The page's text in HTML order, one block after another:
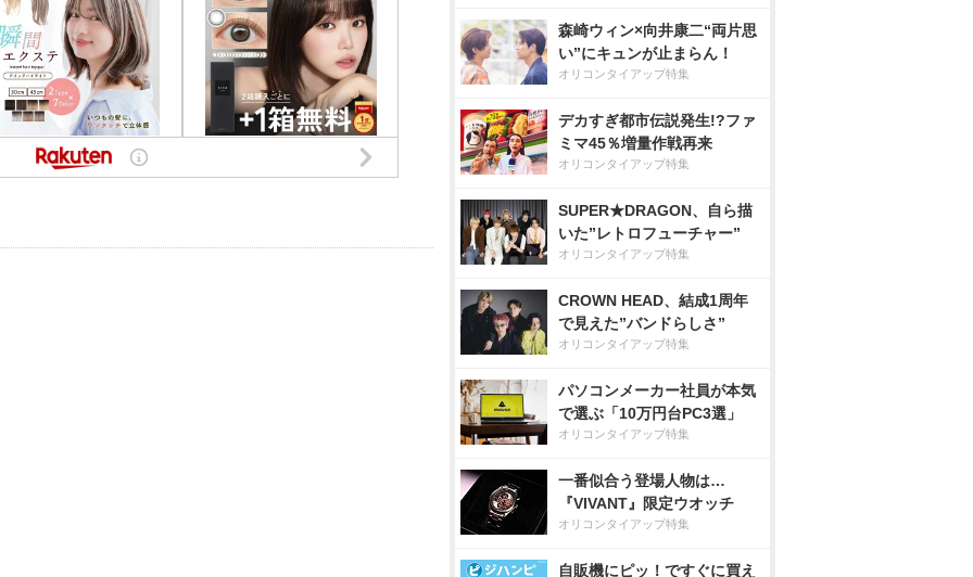
森崎ウィン×向井康二“両片思
い”にキュンが止まらん！
オリコンタイアップ特集
デカすぎ都市伝説発生!?ファ
ミマ45％増量作戦再来
オリコンタイアップ特集
SUPER★DRAGON、自ら描
いた”レトロフューチャー”
オリコンタイアップ特集
CROWN HEAD、結成1周年
で見えた”バンドらしさ”
オリコンタイアップ特集
パソコンメーカー社員が本気
で選ぶ「10万円台PC3選」
オリコンタイアップ特集
一番似合う登場人物は…
『VIVANT』限定ウオッチ
オリコンタイアップ特集
自販機にピッ！ですぐに買え